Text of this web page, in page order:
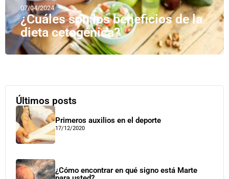
07/04/2024
¿Cuáles son los beneficios de la
dieta cetogénica?
Últimos posts
Primeros auxilios en el deporte
17/12/2020
¿Cómo encontrar en qué signo está Marte